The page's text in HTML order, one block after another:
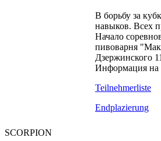
SCORPION
В борьбу за
навыков. Всех
Начало
пивоварня
Дзержинского
Информация на
Teilnehmerliste
Endplazierung